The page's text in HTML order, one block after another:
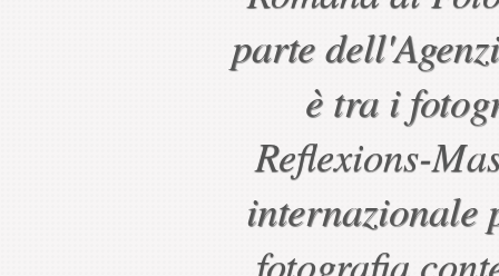
parte
è tra i
Reflexions-
internazionale
fotografia